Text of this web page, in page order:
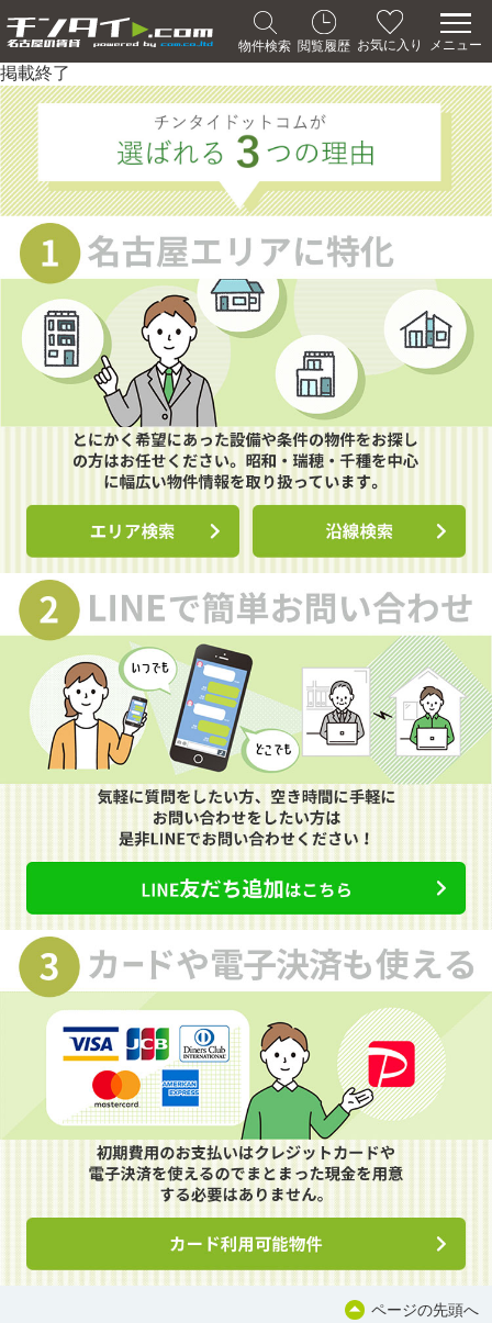
物件検索 閲覧履歴 お気に入り メニュー
掲載終了
ページの先頭へ